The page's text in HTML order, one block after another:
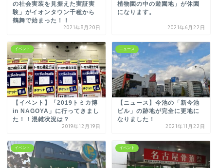
の社会実装を見据えた実証実
験」がイオンタウン千種から
鶴舞で始まった！！
2021年8月20日
植物園の中の遊園地」が休園
になります。
2021年6月22日
イベント
【イベント】「2019トミカ博
in NAGOYA」に行ってきまし
た！！混雑状況は？
2019年12月19日
ニュース
【ニュース】今池の「新今池
ビル」の跡地が完全に更地に
なりました！
2021年11月22日
イベント イベント